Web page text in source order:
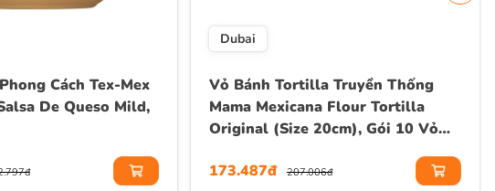
Cách Tex-Mex
De Queso Mild,
Dubai
Vỏ Bánh Tortilla Truyền Thống
Mama Mexicana Flour Tortilla
Original (Size 20cm), Gói 10 Vỏ
173.487đ
207.006đ